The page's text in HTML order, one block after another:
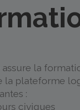
la
la plateforme
:
civiques